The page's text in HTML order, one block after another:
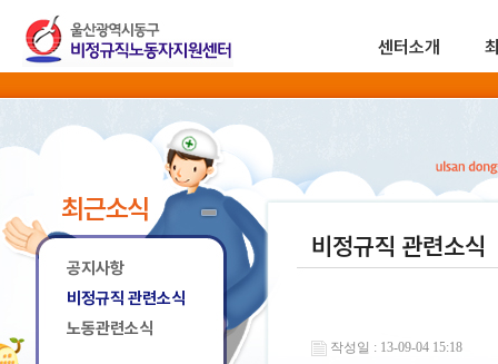
센터소개
최근소식
공지사항
비정규직 관련소식
노동관련소식
비정규직 관련소식
작성일 : 13-09-04 15:18